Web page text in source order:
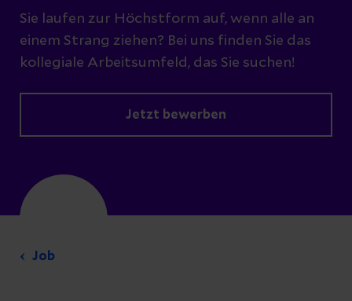
Sie laufen zur Höchstform auf, wenn alle an
einem Strang ziehen? Bei uns finden Sie das
kollegiale Arbeitsumfeld, das Sie suchen!
Jetzt bewerben
Job